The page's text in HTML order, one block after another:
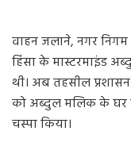
वाहन जलाने, नगर निगम
हिंसा के मास्टरमाइंड
थी। अब तहसील
को अब्दुल मलिक के घर
चस्पा किया।